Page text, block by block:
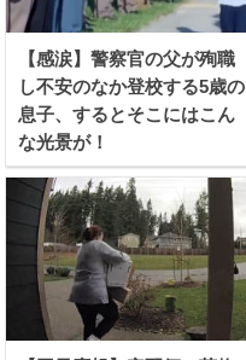
【感涙】警察官の父が殉職
し不安のなか登校する5歳の
息子、するとそこにはこん
な光景が！